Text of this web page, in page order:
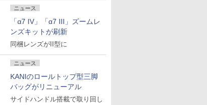
ニュース
「α7 IV」「α7 III」ズームレ
ンズキットが刷新
同梱レンズがII型に
ニュース
KANIのロールトップ型三脚
バッグがリニューアル
サイドハンドル搭載で取り回し